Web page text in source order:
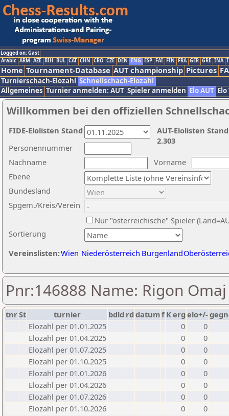
Logged on: Gast
Arabic ARM AZE BIH BUL CAT CHN CRO CZE DEN ENG ESP FAI FIN FRA GER GRE INA
Home Tournament-Database AUT championship Pictures
Turnierschach-Elozahl Schnellschach-Elozahl
Allgemeines Turnier anmelden: AUT Spieler anmelden Elo AUT
Willkommen bei den offiziellen
Nachname
Vorname
Ebene
Sortierung
Personennummer
Bundesland
Spgem./Kreis/Verein
Nur "österreichische" Spieler
Vereinslisten:Wien Niederösterreich Burgenland
AUT-Elolisten
2.303
FIDE-Elolisten Stand
Pnr:146888 Name: Rigon Omaj
tnrSt turnier bdld rd datumf Kerg elo+/-
Elozahl per 01.01.2025
0
0
Elozahl per 01.04.2025
0
0
Elozahl per 01.07.2025
0
0
Elozahl per 01.10.2025
0
0
Elozahl per 01.01.2026
0
0
Elozahl per 01.04.2026
0
0
Elozahl per 01.07.2026
0
0
Elozahl per 01.10.2026
0 0